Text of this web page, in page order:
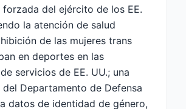
forzada del ejército de los EE.
la atención de salud
de las mujeres trans
en deportes en las
servicios de EE. UU.; una
Departamento de Defensa
datos de identidad de género,